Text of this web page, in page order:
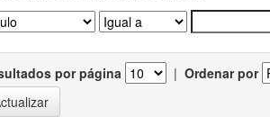
por página | Ordenar por